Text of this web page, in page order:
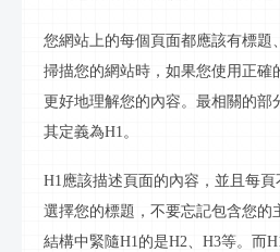
您網站上的每個頁面都應該有標題
掃描您的網站時，如果您使用正確
更好地理解您的內容。最相關的部
其定義為H1。
H1應該描述頁面的內容，並且每頁
選擇您的標題，不要忘記包含您的
結構中緊隨H1的是H2、 H3等。而